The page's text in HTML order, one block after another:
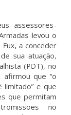
assessores-
levou o
a conceder
sua atuação,
(PDT), no
afirmou que “o
limitado” e que
que permitam
no